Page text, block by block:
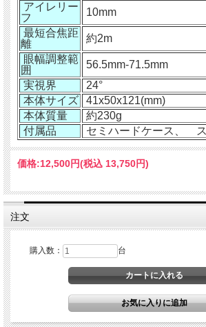
アイレリー
フ
10mm
最短合焦距
離
約2m
眼幅調整範
囲
56.5mm-71.5mm
実視界
24°
本体サイズ
41x50x121(mm)
本体質量
約230g
付属品
セミハードケース、
価格:12,500円(税込 13,750円)
注文
購入数： 台